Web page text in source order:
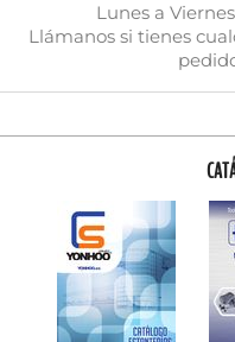
Lunes a
Llámanos si tienes